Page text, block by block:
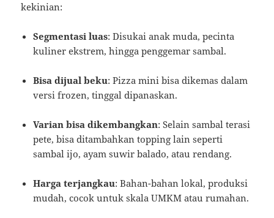
kekinian:
Segmentasi luas: Disukai anak muda, pecinta
kuliner ekstrem, hingga penggemar sambal.
Bisa dijual beku: Pizza mini bisa dikemas dalam
versi frozen, tinggal dipanaskan.
Varian bisa dikembangkan: Selain sambal terasi
pete, bisa ditambahkan topping lain seperti
sambal ijo, ayam suwir balado, atau rendang.
Harga terjangkau: Bahan-bahan lokal, produksi
mudah, cocok untuk skala UMKM atau rumahan.